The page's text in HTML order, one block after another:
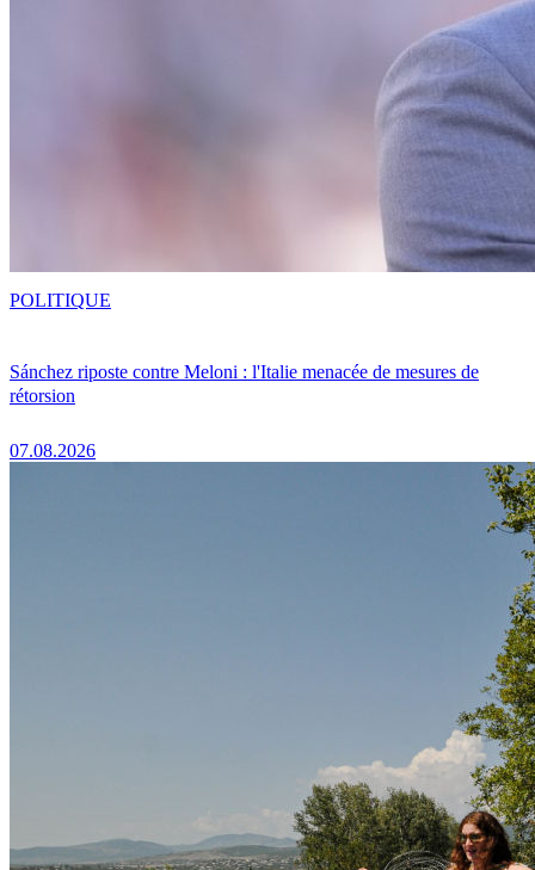
Sánchez riposte contre Meloni : l'Italie menacée de mesures de
rétorsion
07.08.2026
POLITIQUE